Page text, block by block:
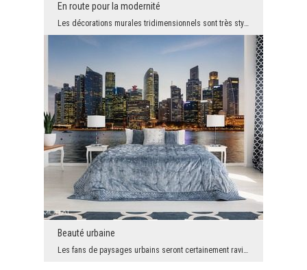
En route pour la modernité
Les décorations murales tridimensionnels sont très styles et en même temps elles élargissent opti...
Beauté urbaine
Les fans de paysages urbains seront certainement ravis en voyant cette composition impressionnant...